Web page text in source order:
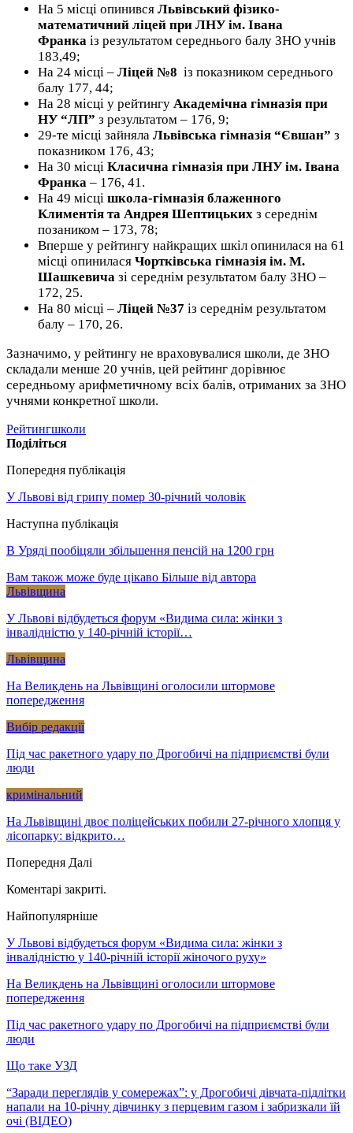
На 5 місці опинився Львівський фізико-
математичний ліцей при ЛНУ ім. Івана
Франка із результатом середнього балу ЗНО учнів
183,49;
На 24 місці – Ліцей №8 із показником середнього
балу 177, 44;
На 28 місці у рейтингу Академічна гімназія при
НУ “ЛП” з результатом – 176, 9;
29-те місці зайняла Львівська гімназія “Євшан” з
показником 176, 43;
На 30 місці Класична гімназія при ЛНУ ім. Івана
Франка – 176, 41.
На 49 місці школа-гімназія блаженного
Климентія та Андрея Шептицьких з середнім
позаником – 173, 78;
Вперше у рейтингу найкращих шкіл опинилася на 61
місці опинилася Чортківська гімназія ім. М.
Шашкевича зі середнім результатом балу ЗНО –
172, 25.
На 80 місці – Ліцей №37 із середнім результатом
балу – 170, 26.
Зазначимо, у рейтингу не враховувалися школи, де ЗНО
складали менше 20 учнів, цей рейтинг дорівнює
середньому арифметичному всіх балів, отриманих за ЗНО
учнями конкретної школи.
Рейтингшколи
Поділіться
Попередня публікація
У Львові від грипу помер 30-річний чоловік
Наступна публікація
В Уряді пообіцяли збільшення пенсій на 1200 грн
Вам також може буде цікаво Більше від автора
Львівщина
У Львові відбудеться форум «Видима сила: жінки з
інвалідністю у 140-річній історії…
Львівщина
На Великдень на Львівщині оголосили штормове
попередження
Вибір редакції
Під час ракетного удару по Дрогобичі на підприємстві були
люди
кримінальний
На Львівщині двоє поліцейських побили 27-річного хлопця у
лісопарку: відкрито…
Попередня Далі
Коментарі закриті.
Найпопулярніше
У Львові відбудеться форум «Видима сила: жінки з
інвалідністю у 140-річній історії жіночого руху»
На Великдень на Львівщині оголосили штормове
попередження
Під час ракетного удару по Дрогобичі на підприємстві були
люди
Що таке УЗД
“Заради переглядів у сомережах”: у Дрогобичі дівчата-підлітки
напали на 10-річну дівчинку з перцевим газом і забризкали їй
очі (ВІДЕО)